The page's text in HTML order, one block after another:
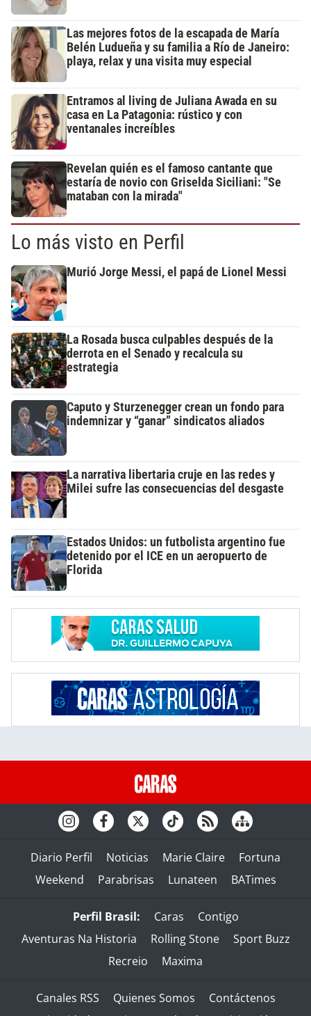
Las mejores fotos de la escapada de María
Belén Ludueña y su familia a Río de Janeiro:
playa, relax y una visita muy especial
Entramos al living de Juliana Awada en su
casa en La Patagonia: rústico y con
ventanales increíbles
Revelan quién es el famoso cantante que
estaría de novio con Griselda Siciliani: "Se
mataban con la mirada"
Lo más visto en Perfil
Murió Jorge Messi, el papá de Lionel Messi
La Rosada busca culpables después de la
derrota en el Senado y recalcula su
estrategia
Caputo y Sturzenegger crean un fondo para
indemnizar y “ganar” sindicatos aliados
La narrativa libertaria cruje en las redes y
Milei sufre las consecuencias del desgaste
Estados Unidos: un futbolista argentino fue
detenido por el ICE en un aeropuerto de
Florida
Diario Perfil Noticias Marie Claire
Fortuna
Weekend
Parabrisas Lunateen BATimes
Perfil Brasil: Caras
Contigo
Aventuras Na Historia
Rolling Stone
Sport Buzz
Recreio
Maxima
Canales RSS Quienes Somos
Contáctenos